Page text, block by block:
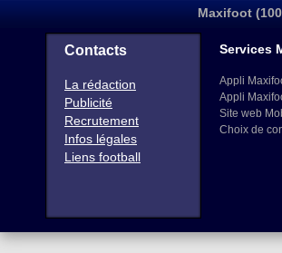
Maxifoot
Contacts
La rédaction
Publicité
Recrutement
Infos légales
Liens football
Services
Appli
Appli
Site web
Choix de